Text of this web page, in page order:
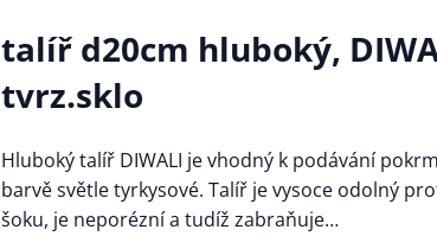
talíř d20cm hluboký,
tvrz.sklo
Hluboký talíř DIWALI je vhodný k podávání
barvě světle tyrkysové. Talíř je vysoce odolný
šoku, je neporézní a tudíž zabraňuje…